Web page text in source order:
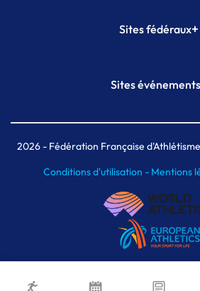
Sites fédéraux+
Plateforme
Sites événements
Meeting de Paris
MAIF Ekiden de
2026- Fédération Française
Conditions d'utilisation - Mentions